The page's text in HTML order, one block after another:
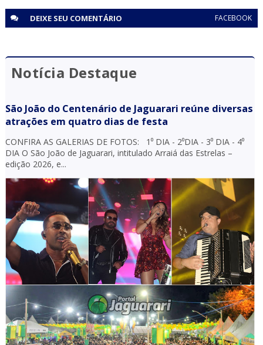
DEIXE SEU COMENTÁRIO FACEBOOK
Notícia Destaque
São João do Centenário de Jaguarari reúne diversas
atrações em quatro dias de festa
CONFIRA AS GALERIAS DE FOTOS: 1⁰ DIA - 2⁰DIA - 3⁰ DIA - 4⁰
DIA O São João de Jaguarari, intitulado Arraiá das Estrelas –
edição 2026, e...